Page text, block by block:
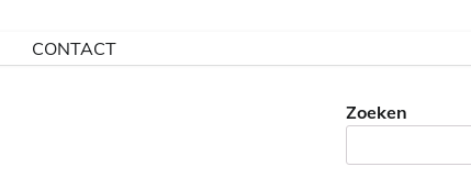
CONTACT
Zoeken